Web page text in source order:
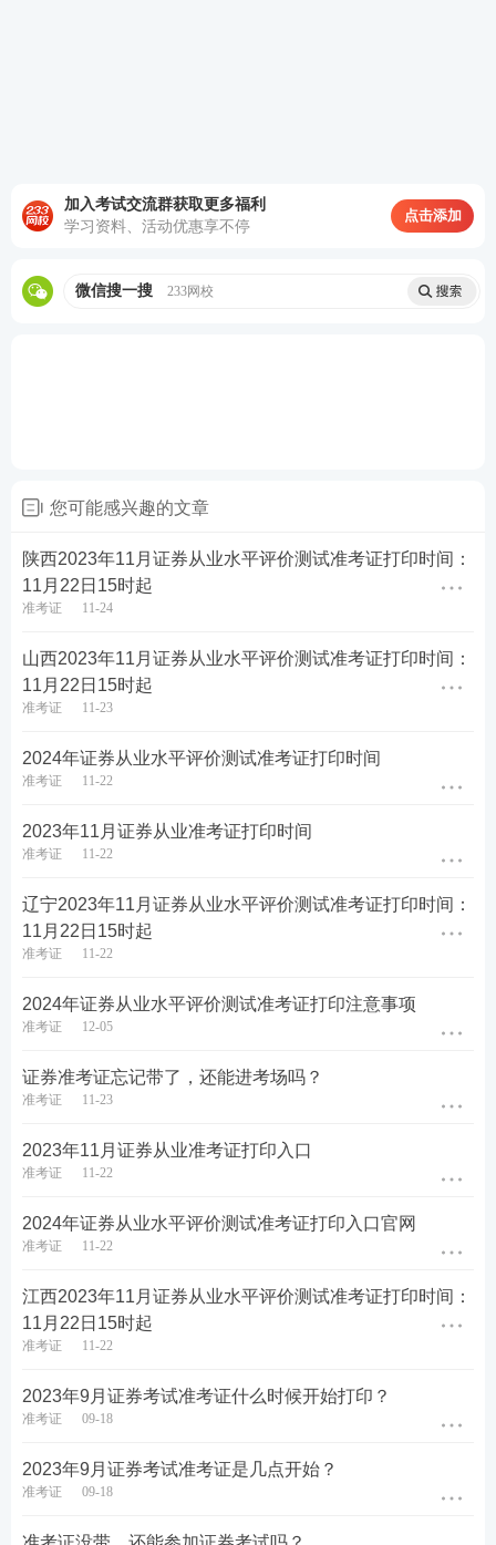
60s考点速记神器，提炼核心知识点
，图表结合，利用
时间的紧迫和记忆特点让考生短时间内快速记忆！60
秒一个知识点，即使是上班族也可以利用上下班的通
勤时间有效备考！如果觉得对考点掌握不充分，还可
团队汇总整理出各类证券考试资料，助力大家备考学
习，证券三色笔记、公式汇总、考前12页纸、思维导
册、数字考点、真题考点等等总有一款是你需要的，
赶紧来下载吧！
证券精品备考资料包下载
加入考试交流群获取更多福利
学习资料、活动优惠享不停
点击添加
微信搜一搜 233网校
您可能感兴趣的文章
陕西2023年11月证券从业水平评价测试准考证打印时间：
11月22日15时起
准考证 11-24
山西2023年11月证券从业水平评价测试准考证打印时间：
11月22日15时起
准考证 11-23
2024年证券从业水平评价测试准考证打印时间
准考证 11-22
2023年11月证券从业准考证打印时间
准考证 11-22
辽宁2023年11月证券从业水平评价测试准考证打印时间：
11月22日15时起
准考证 11-22
2024年证券从业水平评价测试准考证打印注意事项
准考证 12-05
证券准考证忘记带了，还能进考场吗？
准考证 11-23
2023年11月证券从业准考证打印入口
准考证 11-22
2024年证券从业水平评价测试准考证打印入口官网
准考证 11-22
江西2023年11月证券从业水平评价测试准考证打印时间：
11月22日15时起
准考证 11-22
2023年9月证券考试准考证什么时候开始打印？
准考证 09-18
2023年9月证券考试准考证是几点开始？
准考证 09-18